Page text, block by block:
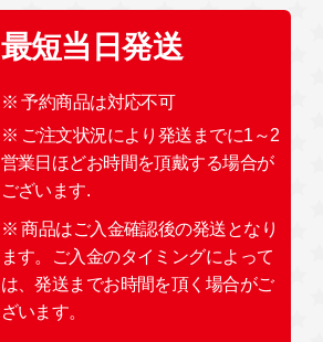
最短当日発送
※ 予約商品は対応不可
※ ご注文状況により発送までに1～2
営業日ほどお時間を頂戴する場合が
ございます.
※ 商品はご入金確認後の発送となり
ます。ご入金のタイミングによって
は、発送までお時間を頂く場合がご
ざいます。